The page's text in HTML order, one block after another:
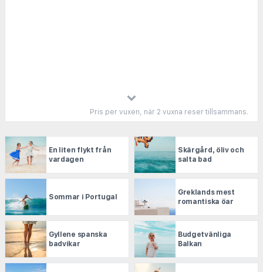
Pris per vuxen, när 2 vuxna reser tillsammans.
En liten flykt från
vardagen
Skärgård, öliv och
salta bad
Sommar i Portugal
Greklands mest
romantiska öar
Gyllene spanska
badvikar
Budgetvänliga
Balkan